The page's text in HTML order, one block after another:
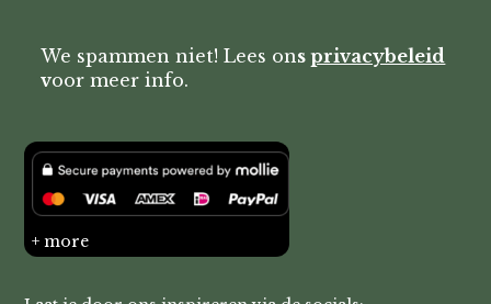
We spammen niet! Lees onsprivacybeleid
voor meer info.
+ more